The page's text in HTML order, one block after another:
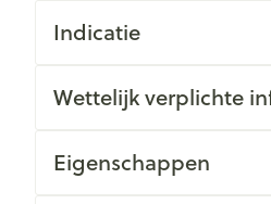
Indicatie
Wettelijk verplichte
Eigenschappen